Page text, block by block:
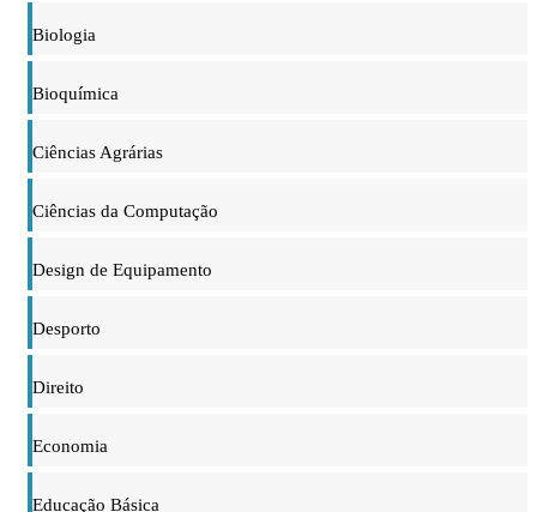
Biologia
Bioquímica
Ciências Agrárias
Ciências da Computação
Design de Equipamento
Desporto
Direito
Economia
Educação Básica